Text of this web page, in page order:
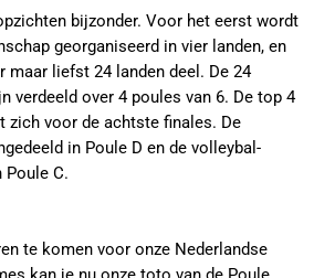
bijzonder. Voor het eerst wordt
georganiseerd in vier landen, en
maar liefst 24 landen deel. De 24
verdeeld over 4 poules van 6. De top 4
zich voor de achtste finales. De
in Poule D en de volleybal-
Poule C.
te komen voor onze Nederlandse